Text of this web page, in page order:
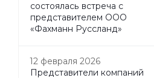
состоялась встреча с
представителем ООО
«Фахманн Руссланд»
12 февраля 2026
Представители компаний